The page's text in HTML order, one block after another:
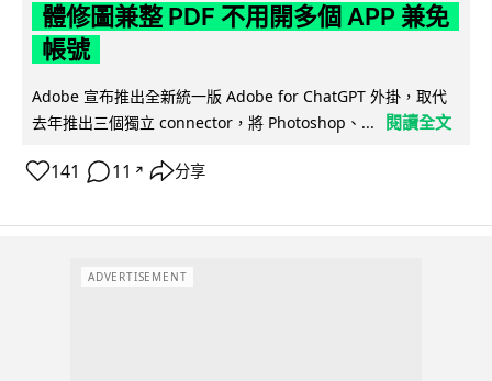
體修圖兼整 PDF 不用開多個 APP 兼免
帳號
Adobe 宣布推出全新統一版 Adobe for ChatGPT 外掛，取代
去年推出三個獨立 connector，將 Photoshop、...
閱讀全文
141 11 ↗ 分享
ADVERTISEMENT